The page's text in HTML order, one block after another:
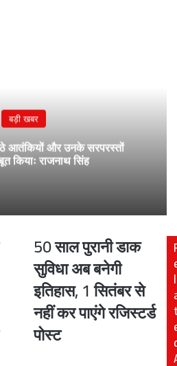
बड़ी खबर
आतंकियों और उनके सरपरस्तों
कियाः राजनाथ सिंह
50
पुरानी
डाक
सुविधा
अब
बनेगी
इतिहास,
50 साल पुरानी डाक
सुविधा अब बनेगी
इतिहास, 1 सितंबर से
नहीं कर पाएंगे रजिस्टर्ड
पोस्ट
l